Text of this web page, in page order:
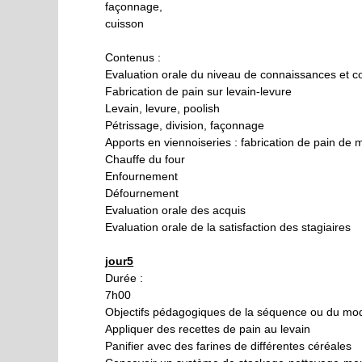
façonnage,
cuisson
Contenus :
Evaluation orale du niveau de connaissances et
Fabrication de pain sur levain-levure
Levain, levure, poolish
Pétrissage, division, façonnage
Apports en viennoiseries : fabrication de pain de
Chauffe du four
Enfournement
Défournement
Evaluation orale des acquis
Evaluation orale de la satisfaction des stagiaires
jour5
Durée :
7h00
Objectifs pédagogiques de la séquence ou du
Appliquer des recettes de pain au levain
Panifier avec des farines de différentes céréales